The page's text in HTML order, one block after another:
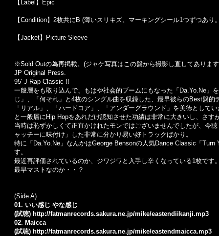
【Label】Epic
【Condition】2枚共にB (薄いスリキズ。マーキングシール1つずつあり
【Jacket】Picture Sleeve
※Sold Outの為再掲載。 (ジャケ写真はこの盤から撮影し直してありま
JP Original Press.
95' J-Rap Classic !!
一般層をも取り込んで、もはや社会的ブームにもなった「Da.Yo.Ne
じ」、「何それ」と4枚のシングル曲を収録した、最早彼らのBest盤的
「リアル」、「ハードコア」、「アンダーグラウンド」を美徳として
と一般層にHip Hopをあれだけ認知させた功績は非常に大きいし、さす
当時は恥ずかしくて正直かけれたモンではございませんでしたが、今
ャッチーに味付け」した非常に分かり易い好トラックばかり。
特に「Da.Yo.Ne」なんかはGeorge Bensonの人気Dance Classic「
す。
最近再評価されているのか、ジワジワと入手し辛くなっている1枚です
最早マストなのか・・？
(Side A)
01. いい感じ やな感じ
(試聴) http://fatmanrecords.sakura.ne.jp/mike/eastendiikanji.mp3
02. Maicca
(試聴) http://fatmanrecords.sakura.ne.jp/mike/eastendmaicca.mp3